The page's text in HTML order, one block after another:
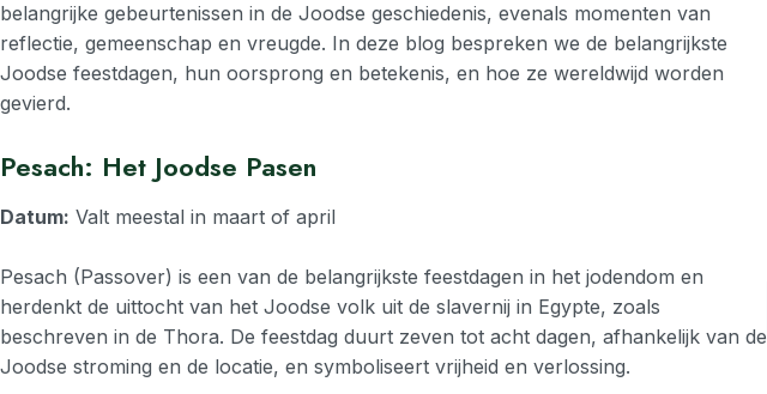
belangrijke gebeurtenissen in de Joodse geschiedenis, evenals momenten van
reflectie, gemeenschap en vreugde. In deze blog bespreken we de belangrijkste
Joodse feestdagen, hun oorsprong en betekenis, en hoe ze wereldwijd worden
gevierd.
Pesach: Het Joodse Pasen
Datum: Valt meestal in maart of april
Pesach (Passover) is een van de belangrijkste feestdagen in het jodendom en
herdenkt de uittocht van het Joodse volk uit de slavernij in Egypte, zoals
beschreven in de Thora. De feestdag duurt zeven tot acht dagen, afhankelijk van de
Joodse stroming en de locatie, en symboliseert vrijheid en verlossing.